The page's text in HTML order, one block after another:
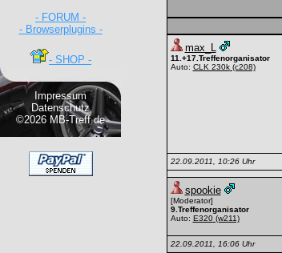
- FORUM -
- Browserplugins -
- SHOP -
Impressum
Datenschutz
©2026 MB-Treff.de
max_L
11.+17.Treffenorganisator
Auto: CLK 230k(c208)
22.09.2011, 10:26 Uhr
spookie
[Moderator]
9.Treffenorganisator
Auto: E320(w211)
22.09.2011, 16:06 Uhr